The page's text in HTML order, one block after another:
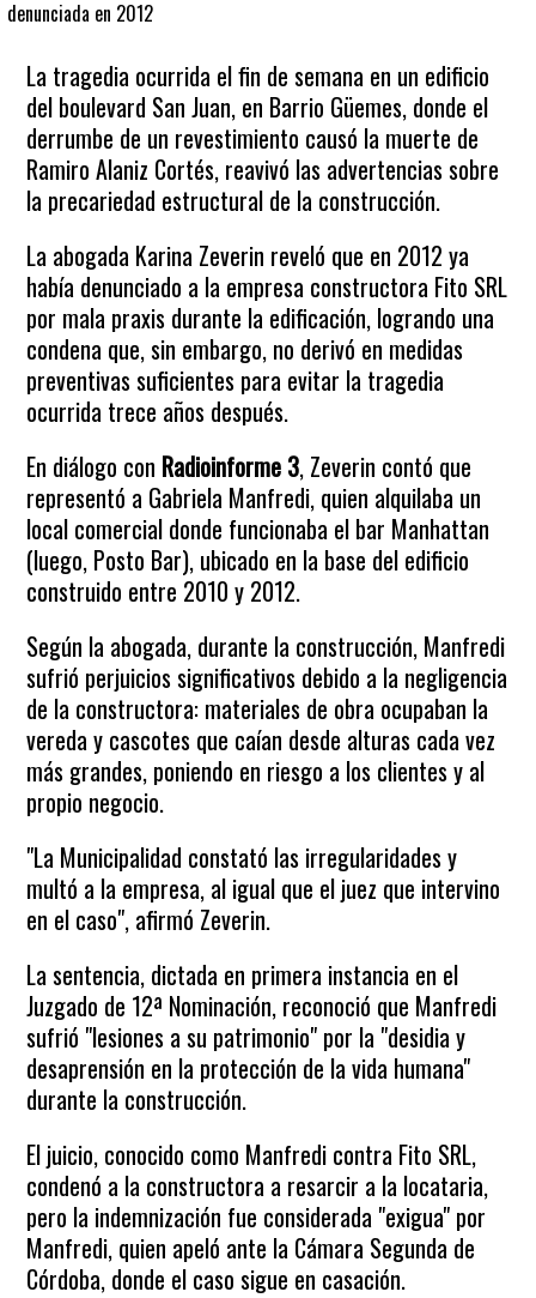
denunciada en 2012
La tragedia ocurrida el fin de semana en un edificio
del boulevard San Juan, en Barrio Güemes, donde el
derrumbe de un revestimiento causó la muerte de
Ramiro Alaniz Cortés, reavivó las advertencias sobre
la precariedad estructural de la construcción.
La abogada Karina Zeverin reveló que en 2012 ya
había denunciado a la empresa constructora Fito SRL
por mala praxis durante la edificación, logrando una
condena que, sin embargo, no derivó en medidas
preventivas suficientes para evitar la tragedia
ocurrida trece años después.
En diálogo con Radioinforme 3, Zeverin contó que
representó a Gabriela Manfredi, quien alquilaba un
local comercial donde funcionaba el bar Manhattan
(luego, Posto Bar), ubicado en la base del edificio
construido entre 2010 y 2012.
Según la abogada, durante la construcción, Manfredi
sufrió perjuicios significativos debido a la negligencia
de la constructora: materiales de obra ocupaban la
vereda y cascotes que caían desde alturas cada vez
más grandes, poniendo en riesgo a los clientes y al
propio negocio.
"La Municipalidad constató las irregularidades y
multó a la empresa, al igual que el juez que intervino
en el caso", afirmó Zeverin.
La sentencia, dictada en primera instancia en el
Juzgado de 12ª Nominación, reconoció que Manfredi
sufrió "lesiones a su patrimonio" por la "desidia y
desaprensión en la protección de la vida humana"
durante la construcción.
El juicio, conocido como Manfredi contra Fito SRL,
condenó a la constructora a resarcir a la locataria,
pero la indemnización fue considerada "exigua" por
Manfredi, quien apeló ante la Cámara Segunda de
Córdoba, donde el caso sigue en casación.